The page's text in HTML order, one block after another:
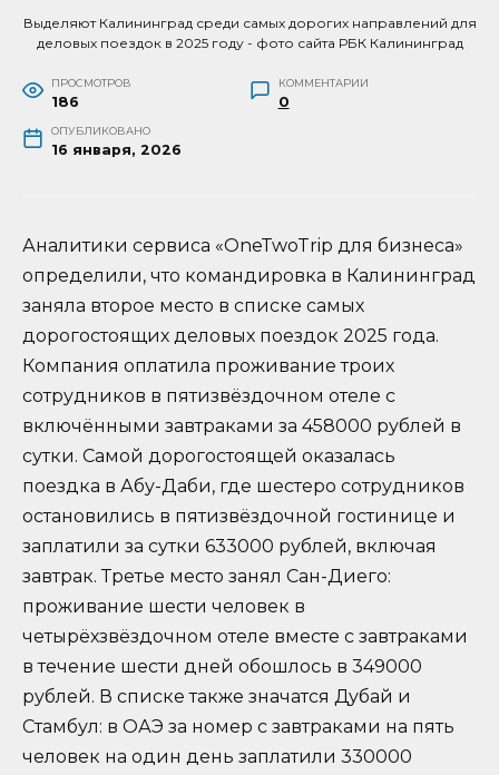
Выделяют Калининград среди самых дорогих направлений для
деловых поездок в 2025 году - фото сайта РБК Калининград
ПРОСМОТРОВ
186
КОММЕНТАРИИ
0
ОПУБЛИКОВАНО
16 января, 2026
Аналитики сервиса «OneTwoTrip для бизнеса»
определили, что командировка в Калининград
заняла второе место в списке самых
дорогостоящих деловых поездок 2025 года.
Компания оплатила проживание троих
сотрудников в пятизвёздочном отеле с
включёнными завтраками за 458000 рублей в
сутки. Самой дорогостоящей оказалась
поездка в Абу-Даби, где шестеро сотрудников
остановились в пятизвёздочной гостинице и
заплатили за сутки 633000 рублей, включая
завтрак. Третье место занял Сан-Диего:
проживание шести человек в
четырёхзвёздочном отеле вместе с завтраками
в течение шести дней обошлось в 349000
рублей. В списке также значатся Дубай и
Стамбул: в ОАЭ за номер с завтраками на пять
человек на один день заплатили 330000